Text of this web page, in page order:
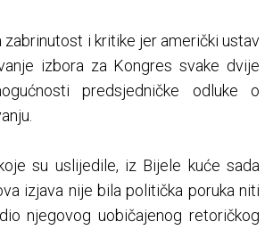
zabrinutost i kritike jer američki ustav
izbora za Kongres svake dvije
predsjedničke odluke o
su uslijedile, iz Bijele kuće sada
izjava nije bila politička poruka niti
njegovog uobičajenog retoričkog